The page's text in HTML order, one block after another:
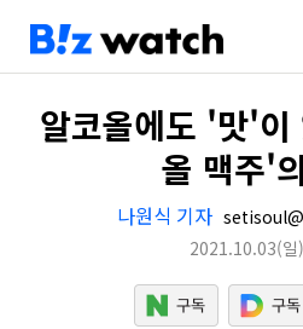
알코올에도 '맛'
올 맥주'
나원식 기자
2021.10.03(일)